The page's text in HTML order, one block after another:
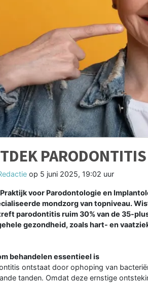
op 5 juni 2025, 19:02 uur
voor Parodontologie en
mondzorg van topniveau.
parodontitis ruim 30% van de 35-
gezondheid, zoals hart- en
behandelen essentieel is
ontstaat door ophoping van
tanden. Omdat deze ernstige